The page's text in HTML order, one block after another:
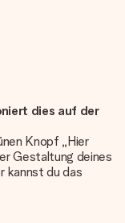
dies auf der
Knopf „Hier
Gestaltung deines
kannst du das
deinem